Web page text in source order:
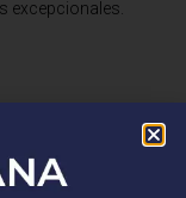
excepcionales.
completa gama de
tus necesidades.